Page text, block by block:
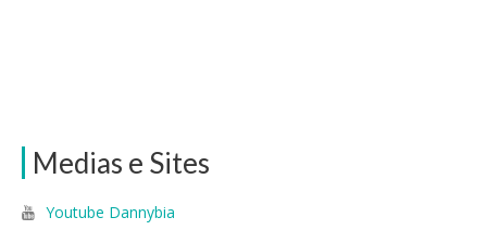
Medias e Sites
Youtube Dannybia